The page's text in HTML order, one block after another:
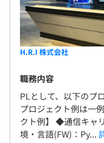
H.R.I 株式会社
職務内容
PLとして、以下のプ
プロジェクト例は一
クト例】 ◆通信キャ
境・言語(FW)：Py...